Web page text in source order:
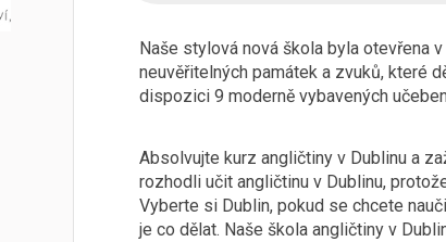
Naše stylová nová škola byla otevřena
neuvěřitelných památek a zvuků, které
dispozici 9 moderně vybavených
Absolvujte kurz angličtiny v Dublinu a
rozhodli učit angličtinu v Dublinu,
Vyberte si Dublin, pokud se chcete
je co dělat. Naše škola angličtiny v